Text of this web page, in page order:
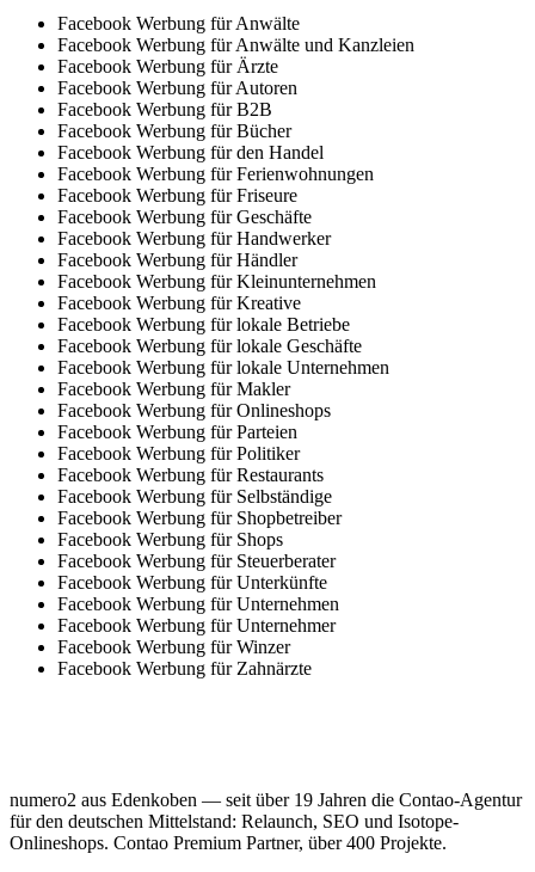
Facebook Werbung für Anwälte
Facebook Werbung für Anwälte und Kanzleien
Facebook Werbung für Ärzte
Facebook Werbung für Autoren
Facebook Werbung für B2B
Facebook Werbung für Bücher
Facebook Werbung für den Handel
Facebook Werbung für Ferienwohnungen
Facebook Werbung für Friseure
Facebook Werbung für Geschäfte
Facebook Werbung für Handwerker
Facebook Werbung für Händler
Facebook Werbung für Kleinunternehmen
Facebook Werbung für Kreative
Facebook Werbung für lokale Betriebe
Facebook Werbung für lokale Geschäfte
Facebook Werbung für lokale Unternehmen
Facebook Werbung für Makler
Facebook Werbung für Onlineshops
Facebook Werbung für Parteien
Facebook Werbung für Politiker
Facebook Werbung für Restaurants
Facebook Werbung für Selbständige
Facebook Werbung für Shopbetreiber
Facebook Werbung für Shops
Facebook Werbung für Steuerberater
Facebook Werbung für Unterkünfte
Facebook Werbung für Unternehmen
Facebook Werbung für Unternehmer
Facebook Werbung für Winzer
Facebook Werbung für Zahnärzte
numero2 aus Edenkoben — seit über 19 Jahren die Contao-Agentur
für den deutschen Mittelstand: Relaunch, SEO und Isotope-
Onlineshops. Contao Premium Partner, über 400 Projekte.